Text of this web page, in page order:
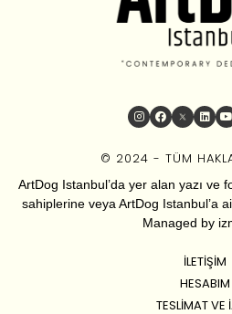
© 2024 - TÜM
ArtDog Istanbul’da yer alan yazı ve
sahiplerine veya ArtDog Istanbul’a
Managed by
İLETIŞIM
HESABIM
TESLIMAT VE